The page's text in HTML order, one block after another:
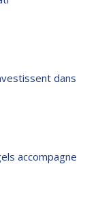
dans
accompagne